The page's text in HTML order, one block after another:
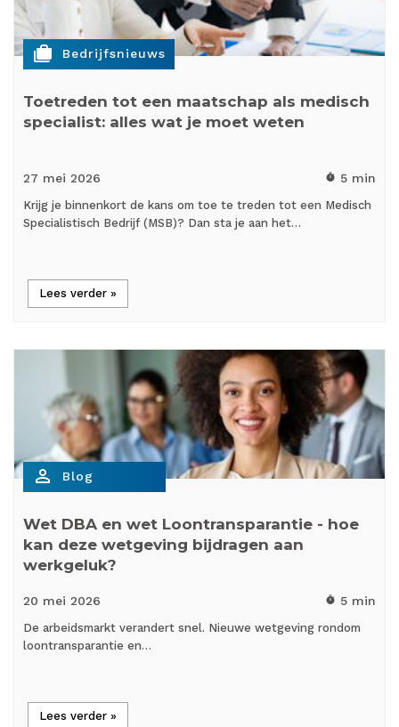
cases Bedrijfsnieuws
Toetreden tot een maatschap als medisch
specialist: alles wat je moet weten
27 mei 2026 timer 5 min
Krijg je binnenkort de kans om toe te treden tot een Medisch
Specialistisch Bedrijf (MSB)? Dan sta je aan het…
Lees verder »
person_outline Blog
Wet DBA en wet Loontransparantie - hoe
kan deze wetgeving bijdragen aan
werkgeluk?
20 mei 2026 timer 5 min
De arbeidsmarkt verandert snel. Nieuwe wetgeving rondom
loontransparantie en…
Lees verder »